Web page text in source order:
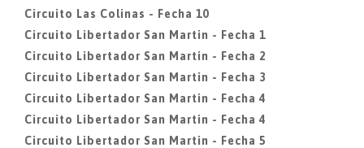
Circuito Las Colinas - Fecha 10
Circuito Libertador San Martin - Fecha 1
Circuito Libertador San Martin - Fecha 2
Circuito Libertador San Martin - Fecha 3
Circuito Libertador San Martin - Fecha 4
Circuito Libertador San Martin - Fecha 4
Circuito Libertador San Martin - Fecha 5